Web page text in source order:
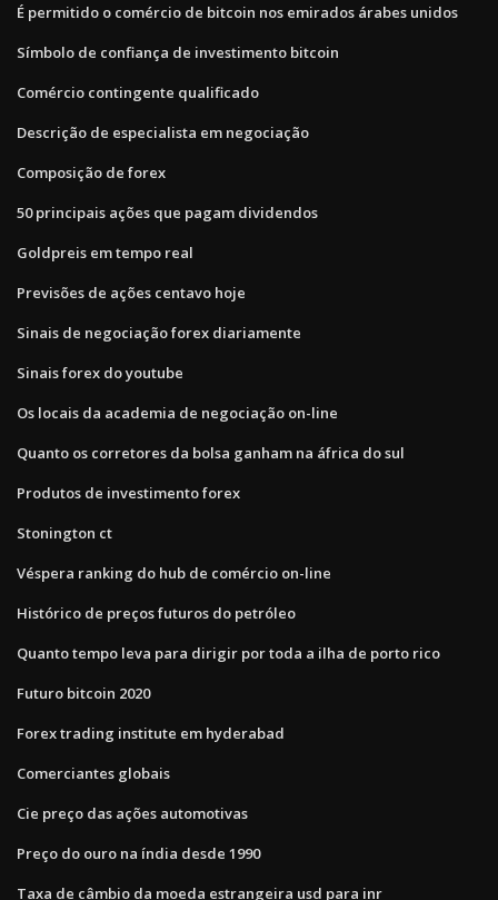
É permitido o comércio de bitcoin nos emirados árabes unidos
Símbolo de confiança de investimento bitcoin
Comércio contingente qualificado
Descrição de especialista em negociação
Composição de forex
50 principais ações que pagam dividendos
Goldpreis em tempo real
Previsões de ações centavo hoje
Sinais de negociação forex diariamente
Sinais forex do youtube
Os locais da academia de negociação on-line
Quanto os corretores da bolsa ganham na áfrica do sul
Produtos de investimento forex
Stonington ct
Véspera ranking do hub de comércio on-line
Histórico de preços futuros do petróleo
Quanto tempo leva para dirigir por toda a ilha de porto rico
Futuro bitcoin 2020
Forex trading institute em hyderabad
Comerciantes globais
Cie preço das ações automotivas
Preço do ouro na índia desde 1990
Taxa de câmbio da moeda estrangeira usd para inr